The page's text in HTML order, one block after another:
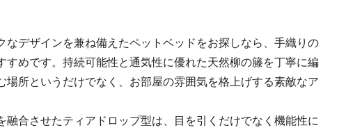
なデザインを兼ね備えたペットベッドをお探しなら、手織りの
すめです。持続可能性と通気性に優れた天然柳の籐を丁寧に編
場所というだけでなく、お部屋の雰囲気を格上げする素敵なア
合させたティアドロップ型は、目を引くだけでなく機能性に